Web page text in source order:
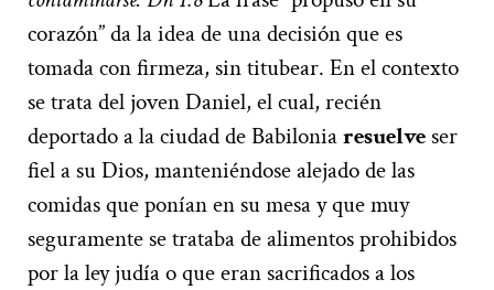
corazón” da la idea de una decisión que es
tomada con firmeza, sin titubear. En el contexto
se trata del joven Daniel, el cual, recién
deportado a la ciudad de Babiloniaresuelve ser
fiel a su Dios, manteniéndose alejado de las
comidas que ponían en su mesa y que muy
seguramente se trataba de alimentos prohibidos
por la ley judía o que eran sacrificados a los